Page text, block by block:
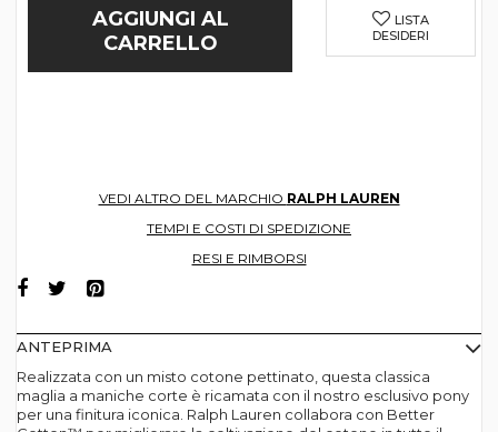
AGGIUNGI AL
CARRELLO
LISTA
DESIDERI
VEDI ALTRO DEL MARCHIO RALPH LAUREN
TEMPI E COSTI DI SPEDIZIONE
RESI E RIMBORSI
ANTEPRIMA
Realizzata con un misto cotone pettinato, questa classica
maglia a maniche corte è ricamata con il nostro esclusivo pony
per una finitura iconica. Ralph Lauren collabora con Better